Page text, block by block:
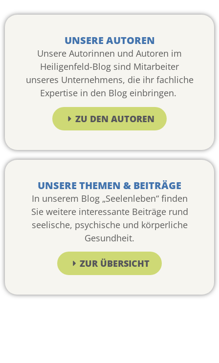
UNSERE AUTOREN
Unsere Autorinnen und Autoren im
Heiligenfeld-Blog sind Mitarbeiter
unseres Unternehmens, die ihr fachliche
Expertise in den Blog einbringen.
ZU DEN AUTOREN
UNSERE THEMEN & BEITRÄGE
In unserem Blog „Seelenleben“ finden
Sie weitere interessante Beiträge rund
seelische, psychische und körperliche
Gesundheit.
ZUR ÜBERSICHT